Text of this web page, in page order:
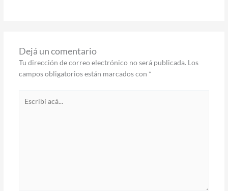
Dejá un comentario
Tu dirección de correo electrónico no será publicada. Los
campos obligatorios están marcados con *
acá...